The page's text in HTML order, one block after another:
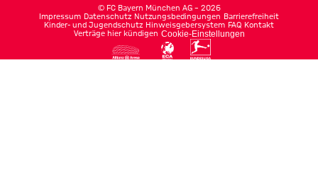
© FC Bayern München AG – 2026
Impressum Datenschutz Nutzungsbedingungen Barrierefreiheit
Kinder- und Jugendschutz Hinweisgebersystem FAQ Kontakt
Verträge hier kündigen Cookie-Einstellungen